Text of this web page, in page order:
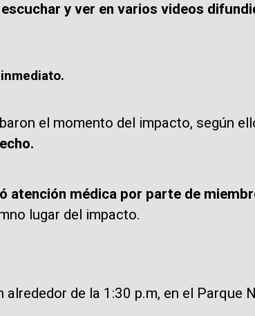
y ver en varios videos
el momento del impacto, según
atención médica por parte de
lugar del impacto.
de la 1:30 p.m, en el Parque